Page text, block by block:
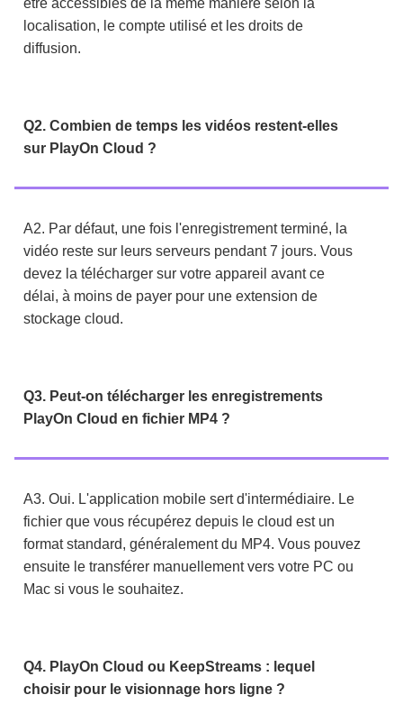
être accessibles de la même manière selon la
localisation, le compte utilisé et les droits de
diffusion.
Q2. Combien de temps les vidéos restent-elles
sur PlayOn Cloud ?
A2. Par défaut, une fois l'enregistrement terminé, la
vidéo reste sur leurs serveurs pendant 7 jours. Vous
devez la télécharger sur votre appareil avant ce
délai, à moins de payer pour une extension de
stockage cloud.
Q3. Peut-on télécharger les enregistrements
PlayOn Cloud en fichier MP4 ?
A3. Oui. L'application mobile sert d'intermédiaire. Le
fichier que vous récupérez depuis le cloud est un
format standard, généralement du MP4. Vous pouvez
ensuite le transférer manuellement vers votre PC ou
Mac si vous le souhaitez.
Q4. PlayOn Cloud ou KeepStreams : lequel
choisir pour le visionnage hors ligne ?